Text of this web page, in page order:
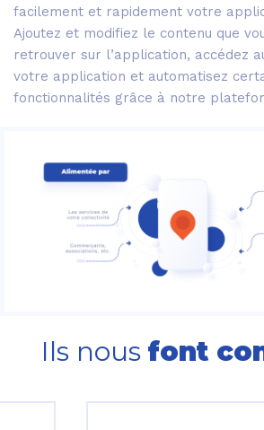
facilement et rapidement votre
Ajoutez et modifiez le contenu que
retrouver sur l’application, accédez
votre application et automatisez
fonctionnalités grâce à notre
Ils nous font